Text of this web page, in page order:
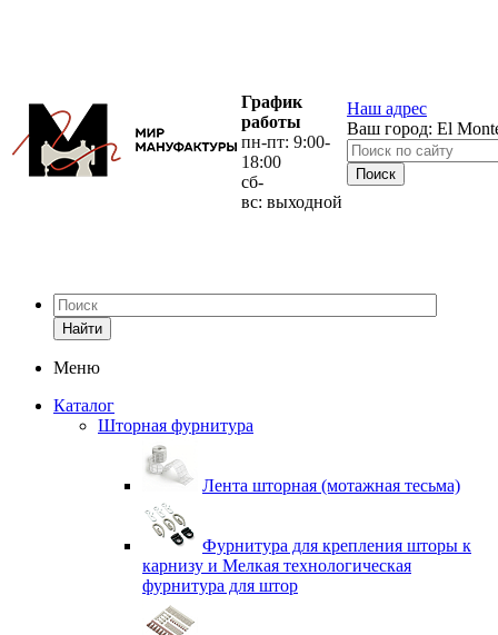
График
работы
пн-пт: 9:00-
18:00
сб-
вс: выходной
Наш адрес
Ваш город: El
Найти
Меню
Каталог
Шторная фурнитура
Лента шторная (мотажная тесьма)
Фурнитура для крепления шторы к
карнизу и Мелкая технологическая
фурнитура для штор